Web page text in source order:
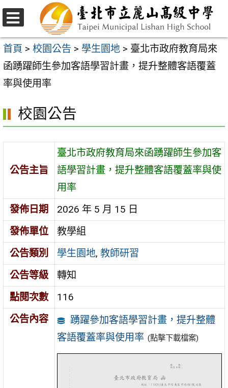
跳
至
主
要
內
區
選
單
首頁 > 校園公告 > 學生園地 > 臺北市政府教育局來
函踴躍師生參加客語學習計畫，提升整體客語覆蓋
率與使用率
校園公告
公告主旨
臺北市政府教育局來函踴躍師生參加客
語學習計畫，提升整體客語覆蓋率與使
用率
發佈日期
2026 年 5 月 15 日
發佈單位
教學組
公告類別
學生園地,教師研習
公告等級
轉知
點閱次數
116
公告內容
踴躍參加客語學習計畫，提升整體
客語覆蓋率與使用率 (點擊下載檔案)